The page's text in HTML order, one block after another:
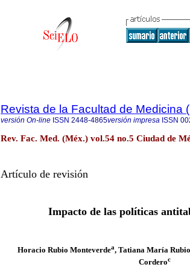
Revista de la Facultad de Medicina
versión On-line ISSN 2448-4865versión impresa ISSN
Rev. Fac. Med. (Méx.) vol.54 no.5 Ciudad de
Artículo de revisión
Impacto de las políticas
Horacio Rubio Monteverdea, Tatiana María
Corderoc